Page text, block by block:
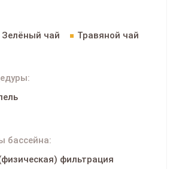
Зелёный чай Травяной чай
бассейна:
фильтрация